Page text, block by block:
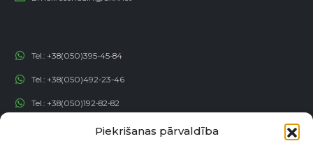
Piekrišanas pārvaldība
Tel.: +38(050)395-45-84
Tel.: +38(050)492-23-46
Tel.: +38(050)192-82-82
contact@econadin.com